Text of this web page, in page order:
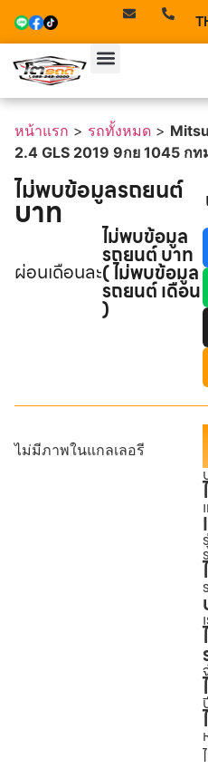
หน้าแรก > รถทั้งหมด >
2.4 GLS 2019 9กย 1045 กท
ไม่พบข้อมูลรถยนต์
บาท
ผ่อนเดือนละ
ไม่พบข้อมูล
รถยนต์ บาท
( ไม่พบข้อมูล
รถยนต์ เดือน
)
ไม่มีภาพในแกลเลอรี